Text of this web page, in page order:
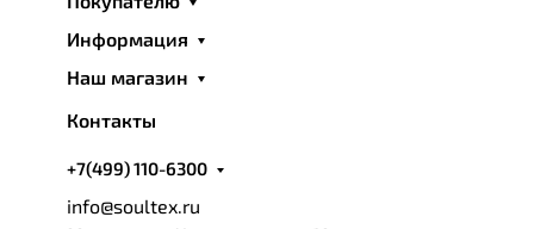
Информация
Наш магазин
Контакты
+7(499) 110-6300
info@soultex.ru